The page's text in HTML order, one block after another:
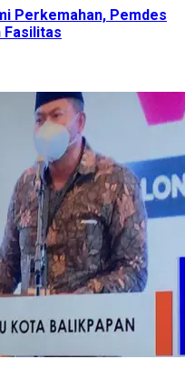
Perkemahan, Pemdes
Fasilitas